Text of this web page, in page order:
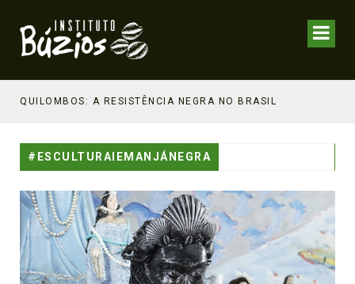
QUILOMBOS: A RESISTÊNCIA NEGRA NO BRASIL
#ESCULTURAIEMANJÁNEGRA